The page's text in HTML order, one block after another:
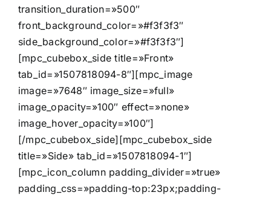
transition_duration=»500″
front_background_color=»#f3f3f3″
side_background_color=»#f3f3f3″]
[mpc_cubebox_side title=»Front»
tab_id=»1507818094-8″][mpc_image
image=»7648″ image_size=»full»
image_opacity=»100″ effect=»none»
image_hover_opacity=»100″]
[/mpc_cubebox_side][mpc_cubebox_side
title=»Side» tab_id=»1507818094-1″]
[mpc_icon_column padding_divider=»true»
padding_css=»padding-top:23px;padding-